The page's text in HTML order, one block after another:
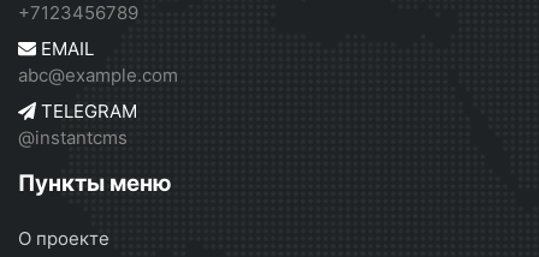
+7123456789
EMAIL
abc@example.com
TELEGRAM
@instantcms
Пункты меню
О проекте